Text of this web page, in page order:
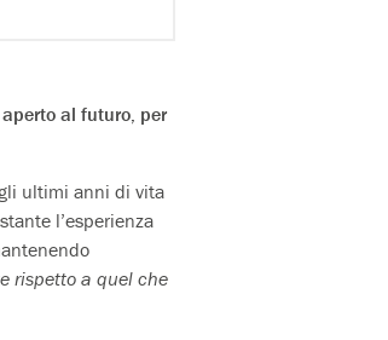
al futuro, per
ultimi anni di vita
l’esperienza
rispetto a quel che